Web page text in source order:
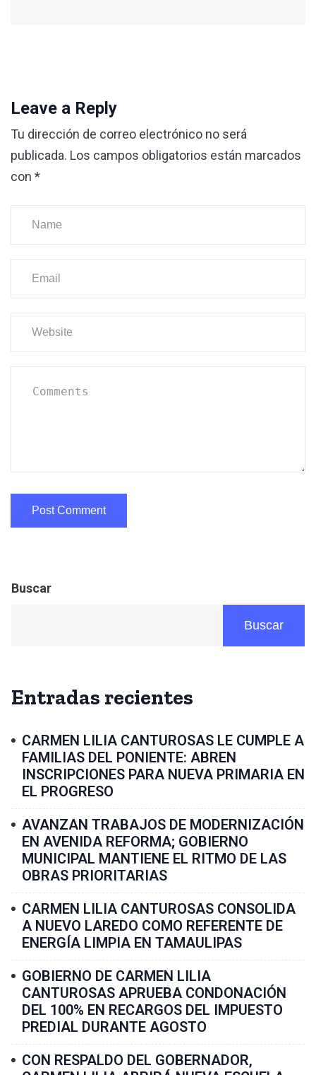
Leave a Reply
Tu dirección de correo electrónico no será
publicada. Los campos obligatorios están marcados
con *
Buscar
Buscar
Entradas recientes
CARMEN LILIA CANTUROSAS LE CUMPLE A
FAMILIAS DEL PONIENTE: ABREN
INSCRIPCIONES PARA NUEVA PRIMARIA EN
EL PROGRESO
AVANZAN TRABAJOS DE MODERNIZACIÓN
EN AVENIDA REFORMA; GOBIERNO
MUNICIPAL MANTIENE EL RITMO DE LAS
OBRAS PRIORITARIAS
CARMEN LILIA CANTUROSAS CONSOLIDA
A NUEVO LAREDO COMO REFERENTE DE
ENERGÍA LIMPIA EN TAMAULIPAS
GOBIERNO DE CARMEN LILIA
CANTUROSAS APRUEBA CONDONACIÓN
DEL 100% EN RECARGOS DEL IMPUESTO
PREDIAL DURANTE AGOSTO
CON RESPALDO DEL GOBERNADOR,